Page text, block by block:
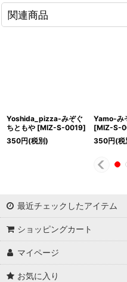
関連商品
Yoshida_pizza-みぞぐ
ちともや [MIZ-S-0019]
350円(税別)
Yamo-み
[MIZ-S-
350円(税
最近チェックしたアイテム
ショッピングカート
マイページ
お気に入り